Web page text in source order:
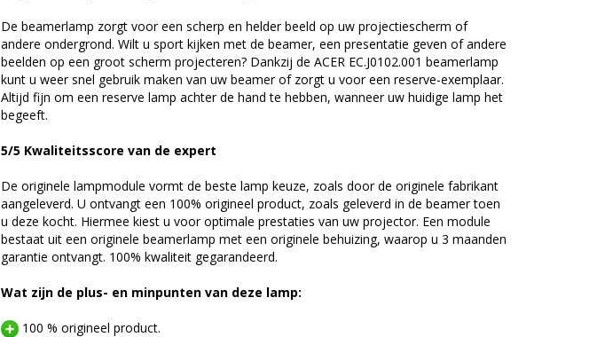
De beamerlamp zorgt voor een scherp en helder beeld op uw projectiescherm of
andere ondergrond. Wilt u sport kijken met de beamer, een presentatie geven of andere
beelden op een groot scherm projecteren? Dankzij de ACER EC.J0102.001 beamerlamp
kunt u weer snel gebruik maken van uw beamer of zorgt u voor een reserve-exemplaar.
Altijd fijn om een reserve lamp achter de hand te hebben, wanneer uw huidige lamp het
begeeft.
5/5 Kwaliteitsscore van de expert
De originele lampmodule vormt de beste lamp keuze, zoals door de originele fabrikant
aangeleverd. U ontvangt een 100% origineel product, zoals geleverd in de beamer toen
u deze kocht. Hiermee kiest u voor optimale prestaties van uw projector. Een module
bestaat uit een originele beamerlamp met een originele behuizing, waarop u 3 maanden
garantie ontvangt. 100% kwaliteit gegarandeerd.
Wat zijn de plus- en minpunten van deze lamp:
100 % origineel product.